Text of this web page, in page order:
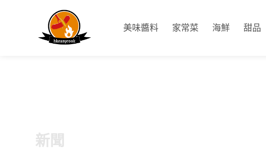
美味醬料 家常菜 海鮮 甜品
新聞